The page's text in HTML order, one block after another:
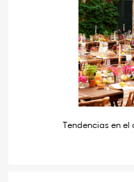
Tendencias en